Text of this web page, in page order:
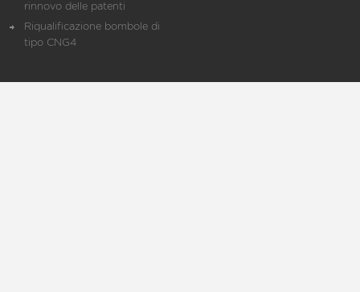
rinnovo delle patenti
Riqualificazione bombole di
tipo CNG4